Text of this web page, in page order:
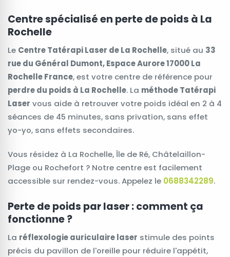
Centre spécialisé en perte de poids à La
Rochelle
Le Centre Tatérapi Laser de La Rochelle, situé au 33
rue du Général Dumont, Espace Aurore 17000 La
Rochelle France, est votre centre de référence pour
perdre du poids à La Rochelle. La méthode Tatérapi
Laser vous aide à retrouver votre poids idéal en 2 à 4
séances de 45 minutes, sans privation, sans effet
yo-yo, sans effets secondaires.
Vous résidez à La Rochelle, Île de Ré, Châtelaillon-
Plage ou Rochefort ? Notre centre est facilement
accessible sur rendez-vous. Appelez le 0688342289.
Perte de poids par laser : comment ça
fonctionne ?
La réflexologie auriculaire laser stimule des points
précis du pavillon de l'oreille pour réduire l'appétit,